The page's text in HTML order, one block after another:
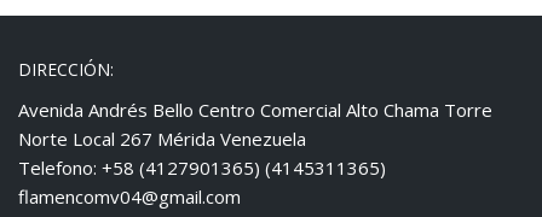
DIRECCIÓN:
Avenida Andrés Bello Centro Comercial Alto Chama Torre
Norte Local 267 Mérida Venezuela
Telefono: +58 (4127901365) (4145311365)
flamencomv04@gmail.com